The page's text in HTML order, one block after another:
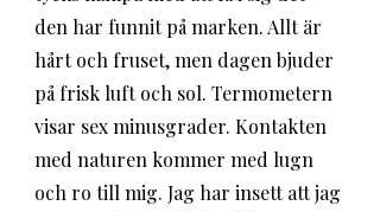
den har funnit på marken. Allt är
hårt och fruset, men dagen bjuder
på frisk luft och sol. Termometern
visar sex minusgrader. Kontakten
med naturen kommer med lugn
och ro till mig. Jag har insett att jag